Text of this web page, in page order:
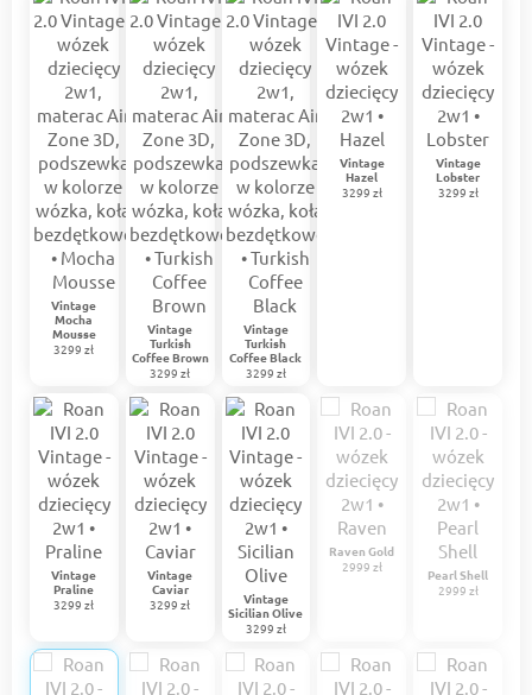
Raven Gold
2999 zł
Pearl Shell
2999 zł
Vintage
Mocha
Mousse
3299 zł
Vintage
Turkish
Coffee Brown
3299 zł
Vintage
Turkish
Coffee Black
3299 zł
Vintage
Hazel
3299 zł
Vintage
Lobster
3299 zł
Vintage
Praline
3299 zł
Vintage
Caviar
3299 zł
Vintage
Sicilian Olive
3299 zł